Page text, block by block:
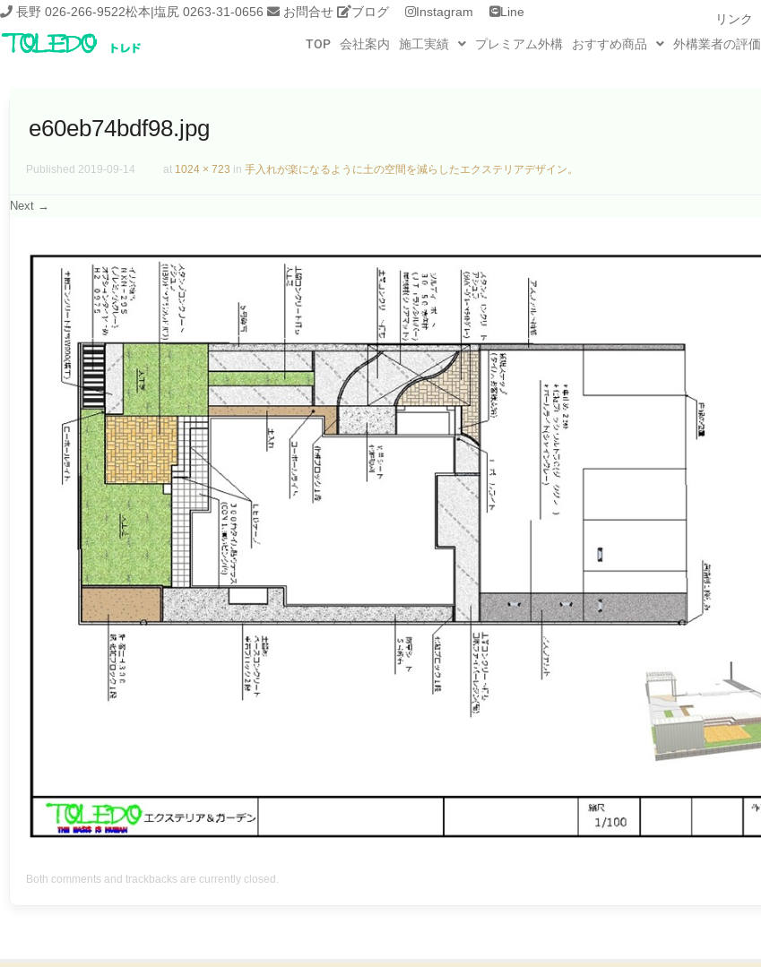
長野 026-266-9522松本|塩尻 0263-31-0656 お問合せ ブログ Instagram Line
リンク
TOP
会社案内 施工実績 プレミアム外構 おすすめ商品 外構業者の評価
e60eb74bdf98.jpg
Published 2019-09-14 at 1024 × 723 in 手入れが楽になるように土の空間を減らしたエクステリアデザイン。
Next →
Both comments and trackbacks are currently closed.